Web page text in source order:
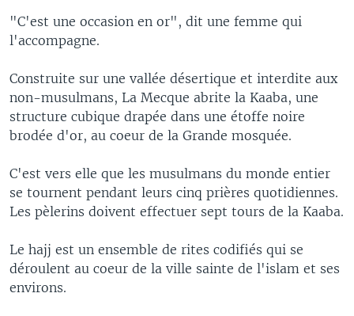
"C'est une occasion en or", dit une femme qui
l'accompagne.
Construite sur une vallée désertique et interdite aux
non-musulmans, La Mecque abrite la Kaaba, une
structure cubique drapée dans une étoffe noire
brodée d'or, au coeur de la Grande mosquée.
C'est vers elle que les musulmans du monde entier
se tournent pendant leurs cinq prières quotidiennes.
Les pèlerins doivent effectuer sept tours de la Kaaba.
Le hajj est un ensemble de rites codifiés qui se
déroulent au coeur de la ville sainte de l'islam et ses
environs.